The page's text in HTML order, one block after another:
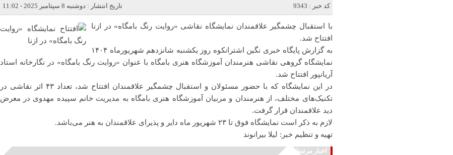
کد خبر : 9343 تاریخ انتشار : دوشنبه 8 سپتامبر 2025 - 11:02
با استقبال چشمگیر علاقمندان نمایشگاه نقاشی «روایت رنگ بامگاه» در ازنا
افتتاح شد.
به گزارش پایگاه خبری نگین اشترانکوه روز یکشنبه شانزدهم شهریورماه ۱۴۰۴
نمایشگاه گروهی نقاشی هنرمندان آموزشگاه هنری بامگاه با عنوان «روایت رنگ بامگاه» در نگارخانه استاد
آریانپور افتتاح شد.
در این نمایشگاه که با حضور مسئولان و استقبال چشمگیر علاقمندان افتتاح شد، تعداد ۴۳ اثر نقاشی در
تکنیک‌های مختلف، از هنرمندان و مربیان آموزشگاه هنری بامگاه به مدیریت خانم سپیده مهدوی در معرض
دید علاقمندان قرار گرفت.
لازم به ذکر است نمایشگاه فوق تا ۲۳ شهریور ماه دایر و پذیرای علاقمندان به هنر می‌باشد.
تهیه و تنظیم خبر: لیلا بیرانوند
اخبار مرتبط